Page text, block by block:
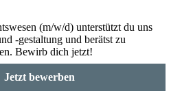
(m/w/d) unterstützt du uns
-gestaltung und berätst zu
Bewirb dich jetzt!
Jetzt bewerben